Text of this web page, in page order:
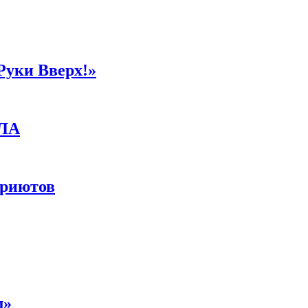
Вверх!»